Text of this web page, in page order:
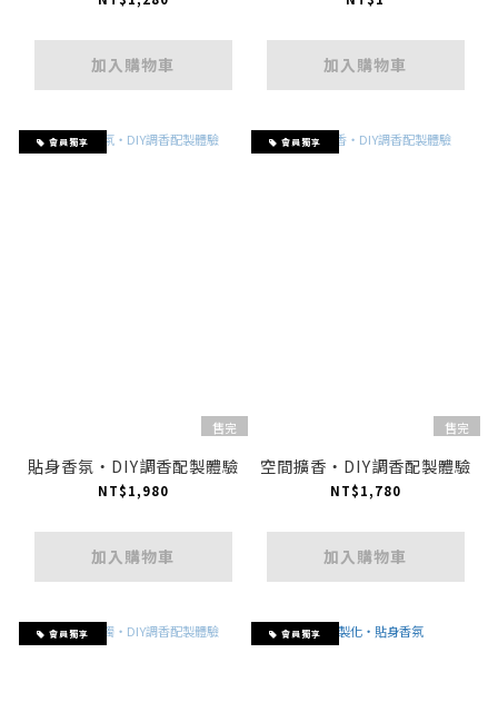
加入購物車 加入購物車
會員獨享
售完
貼身香氛・DIY調香配製體驗
NT$1,980
加入購物車
會員獨享
售完
空間擴香・DIY調香配製體驗
NT$1,780
加入購物車
會員獨享 會員獨享